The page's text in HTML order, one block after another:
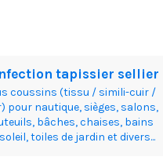
tapissier sellier
coussins (tissu / simili-cuir /
pour nautique, sièges, salons,
bâches, chaises, bains
toiles de jardin et divers...